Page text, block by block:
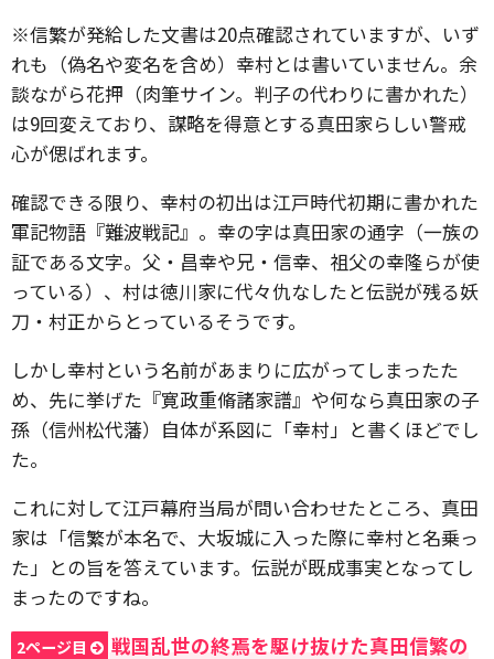
※信繁が発給した文書は20点確認されていますが、いず
れも（偽名や変名を含め）幸村とは書いていません。余
談ながら花押（肉筆サイン。判子の代わりに書かれた）
は9回変えており、謀略を得意とする真田家らしい警戒
心が偲ばれます。
確認できる限り、幸村の初出は江戸時代初期に書かれた
軍記物語『難波戦記』。幸の字は真田家の通字（一族の
証である文字。父・昌幸や兄・信幸、祖父の幸隆らが使
っている）、村は徳川家に代々仇なしたと伝説が残る妖
刀・村正からとっているそうです。
しかし幸村という名前があまりに広がってしまったた
め、先に挙げた『寛政重脩諸家譜』や何なら真田家の子
孫（信州松代藩）自体が系図に「幸村」と書くほどでし
た。
これに対して江戸幕府当局が問い合わせたところ、真田
家は「信繁が本名で、大坂城に入った際に幸村と名乗っ
た」との旨を答えています。伝説が既成事実となってし
まったのですね。
2ページ目 戦国乱世の終焉を駆け抜けた真田信繁の